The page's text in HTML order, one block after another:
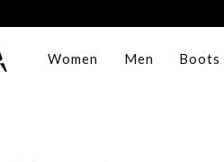
Women Men Boots